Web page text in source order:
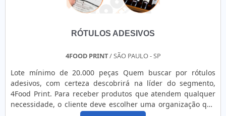
RÓTULOS ADESIVOS
4FOOD PRINT/ SÃO PAULO - SP
Lote mínimo de 20.000 peças Quem buscar por rótulos
adesivos, com certeza descobrirá na líder do segmento,
4Food Print. Para receber produtos que atendem qualquer
necessidade, o cliente deve escolher uma organização que